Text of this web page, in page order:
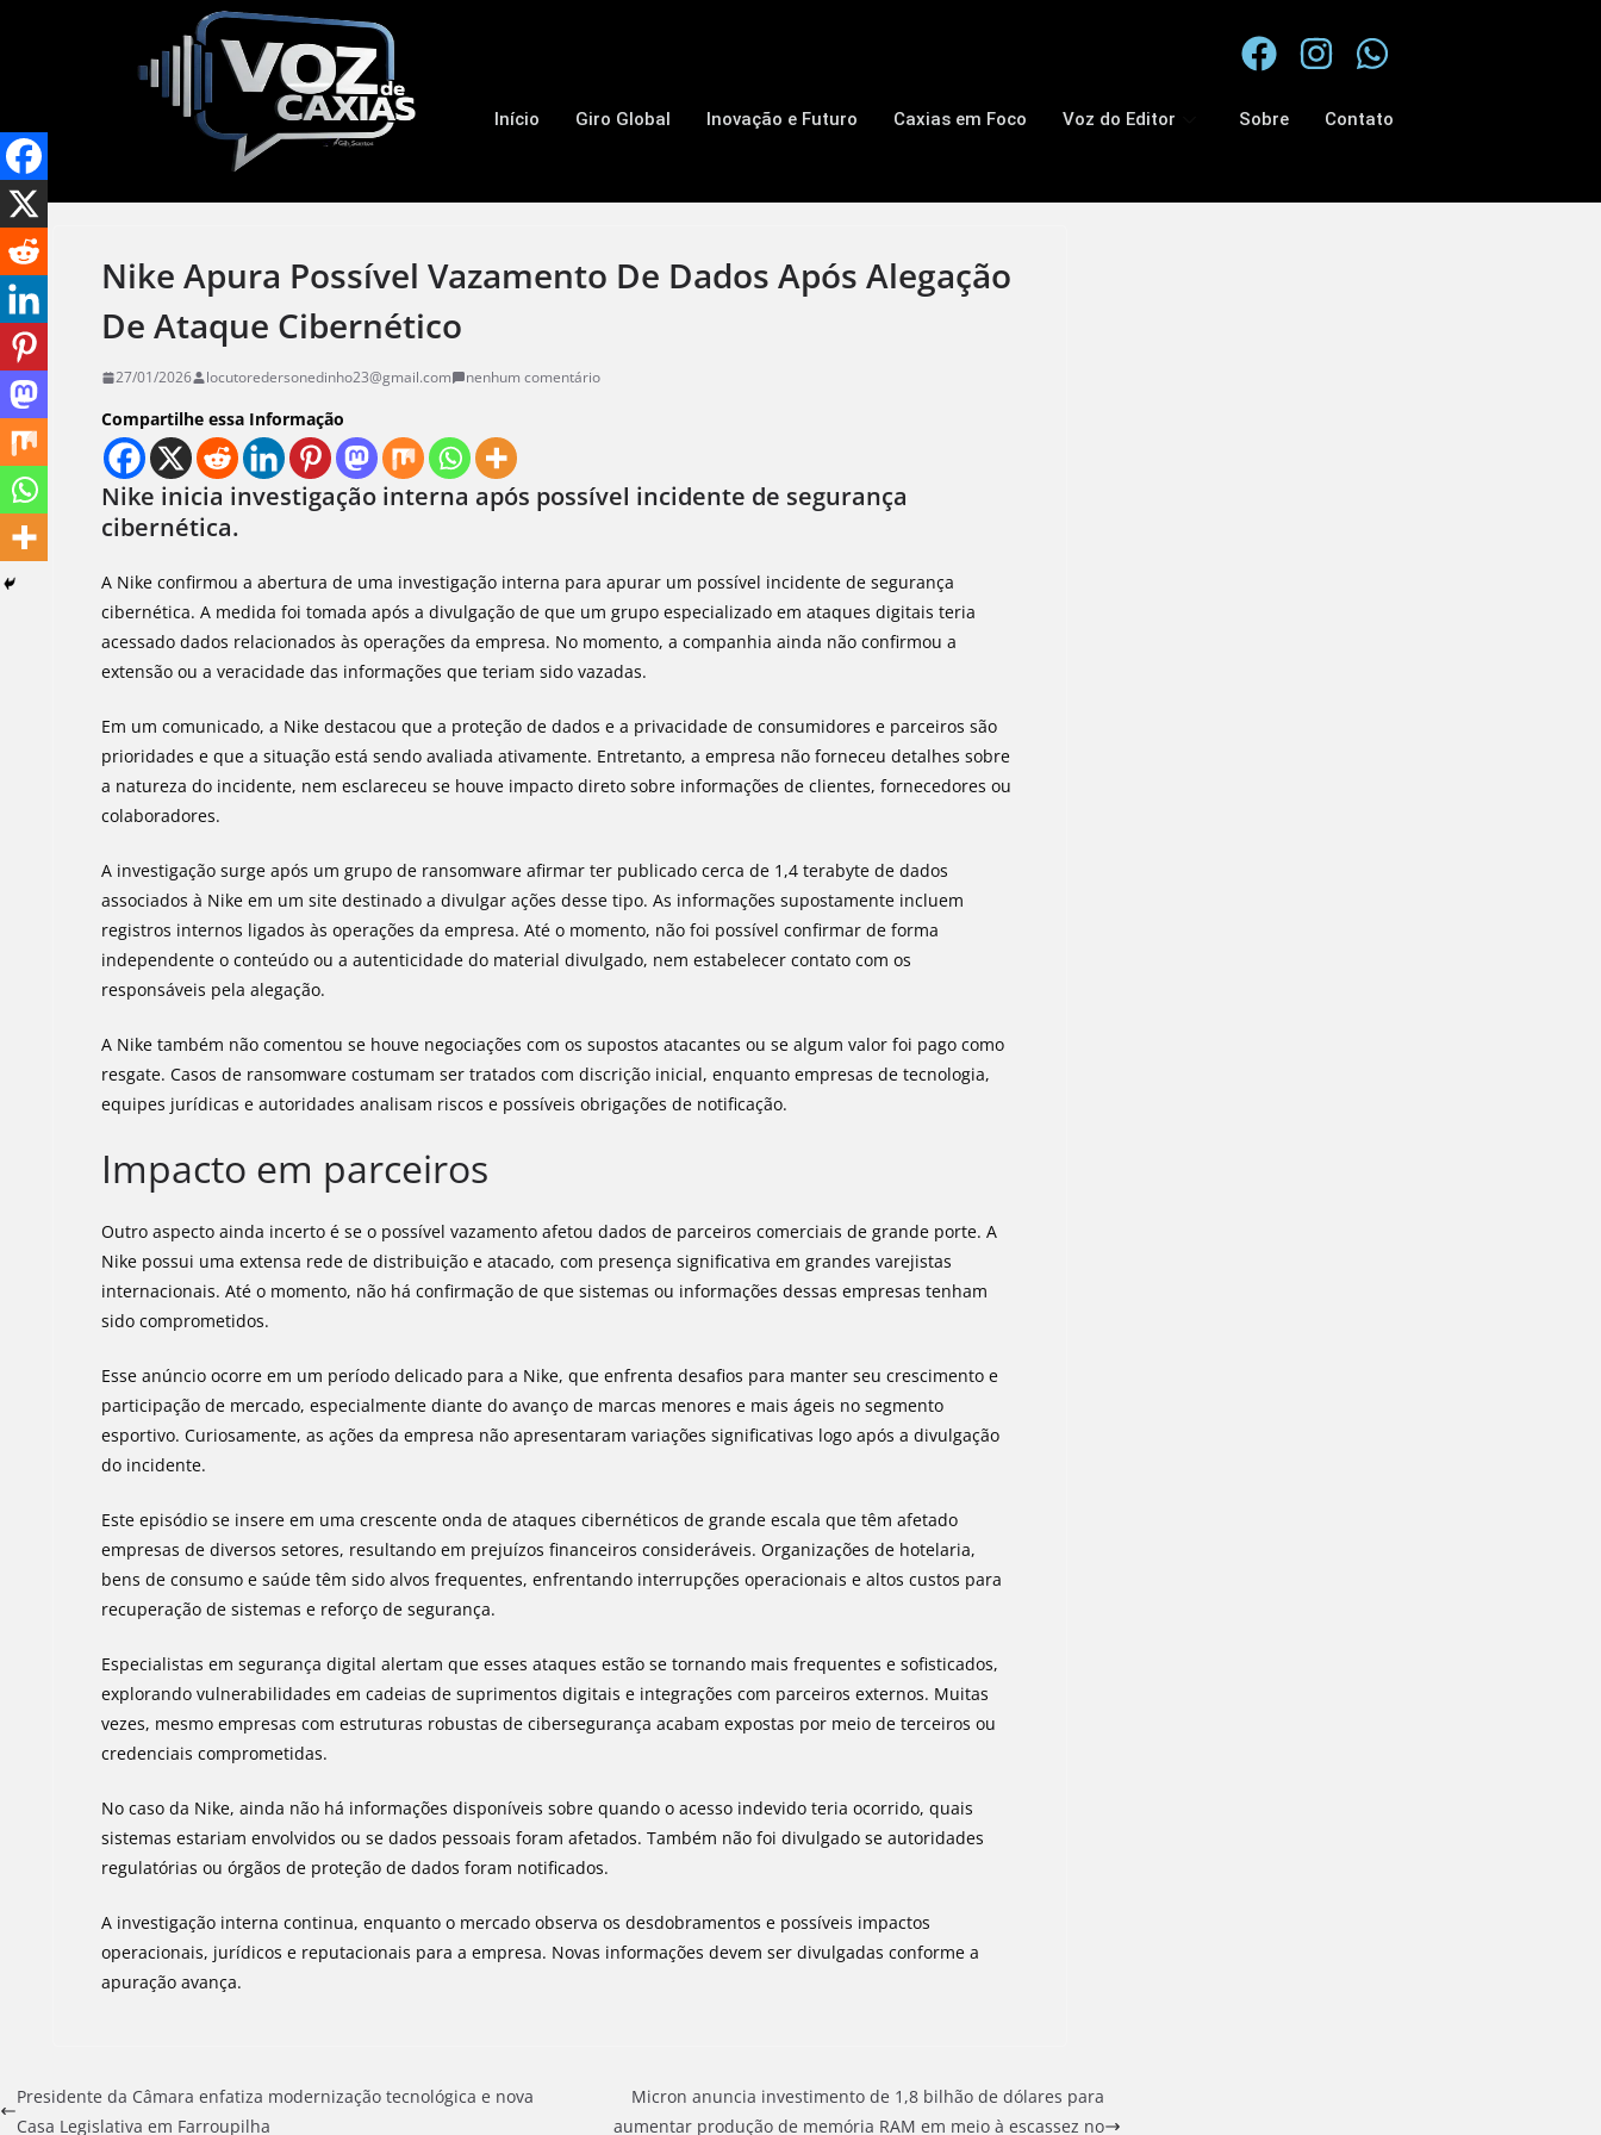
Início Giro Global Inovação e Futuro Caxias em Foco Voz do Editor Sobre Contato
Nike Apura Possível Vazamento De Dados Após Alegação
De Ataque Cibernético
27/01/2026 locutoredersonedinho23@gmail.com nenhum comentário
Compartilhe essa Informação
Nike inicia investigação interna após possível incidente de segurança
cibernética.
A Nike confirmou a abertura de uma investigação interna para apurar um possível incidente de segurança
cibernética. A medida foi tomada após a divulgação de que um grupo especializado em ataques digitais teria
acessado dados relacionados às operações da empresa. No momento, a companhia ainda não confirmou a
extensão ou a veracidade das informações que teriam sido vazadas.
Em um comunicado, a Nike destacou que a proteção de dados e a privacidade de consumidores e parceiros são
prioridades e que a situação está sendo avaliada ativamente. Entretanto, a empresa não forneceu detalhes sobre
a natureza do incidente, nem esclareceu se houve impacto direto sobre informações de clientes, fornecedores ou
colaboradores.
A investigação surge após um grupo de ransomware afirmar ter publicado cerca de 1,4 terabyte de dados
associados à Nike em um site destinado a divulgar ações desse tipo. As informações supostamente incluem
registros internos ligados às operações da empresa. Até o momento, não foi possível confirmar de forma
independente o conteúdo ou a autenticidade do material divulgado, nem estabelecer contato com os
responsáveis pela alegação.
A Nike também não comentou se houve negociações com os supostos atacantes ou se algum valor foi pago como
resgate. Casos de ransomware costumam ser tratados com discrição inicial, enquanto empresas de tecnologia,
equipes jurídicas e autoridades analisam riscos e possíveis obrigações de notificação.
Impacto em parceiros
Outro aspecto ainda incerto é se o possível vazamento afetou dados de parceiros comerciais de grande porte. A
Nike possui uma extensa rede de distribuição e atacado, com presença significativa em grandes varejistas
internacionais. Até o momento, não há confirmação de que sistemas ou informações dessas empresas tenham
sido comprometidos.
Esse anúncio ocorre em um período delicado para a Nike, que enfrenta desafios para manter seu crescimento e
participação de mercado, especialmente diante do avanço de marcas menores e mais ágeis no segmento
esportivo. Curiosamente, as ações da empresa não apresentaram variações significativas logo após a divulgação
do incidente.
Este episódio se insere em uma crescente onda de ataques cibernéticos de grande escala que têm afetado
empresas de diversos setores, resultando em prejuízos financeiros consideráveis. Organizações de hotelaria,
bens de consumo e saúde têm sido alvos frequentes, enfrentando interrupções operacionais e altos custos para
recuperação de sistemas e reforço de segurança.
Especialistas em segurança digital alertam que esses ataques estão se tornando mais frequentes e sofisticados,
explorando vulnerabilidades em cadeias de suprimentos digitais e integrações com parceiros externos. Muitas
vezes, mesmo empresas com estruturas robustas de cibersegurança acabam expostas por meio de terceiros ou
credenciais comprometidas.
No caso da Nike, ainda não há informações disponíveis sobre quando o acesso indevido teria ocorrido, quais
sistemas estariam envolvidos ou se dados pessoais foram afetados. Também não foi divulgado se autoridades
regulatórias ou órgãos de proteção de dados foram notificados.
A investigação interna continua, enquanto o mercado observa os desdobramentos e possíveis impactos
operacionais, jurídicos e reputacionais para a empresa. Novas informações devem ser divulgadas conforme a
apuração avança.
Presidente da Câmara enfatiza modernização tecnológica e nova
Casa Legislativa em Farroupilha
Micron anuncia investimento de 1,8 bilhão de dólares para
aumentar produção de memória RAM em meio à escassez no